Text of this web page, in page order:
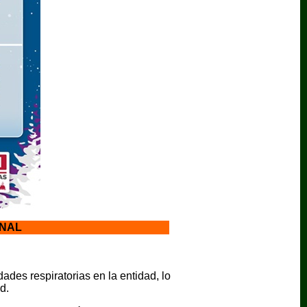
respiratorias en la entidad, lo